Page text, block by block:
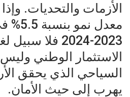
الأزمات والتحديات.
معدل
2023-2024 فلا
الاستثمار الوطني وليس
السياحي الذي يحقق
يهرب إلى حيث الأمان.